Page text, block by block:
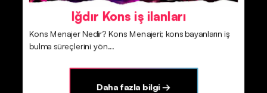
Iğdır Kons iş ilanları
Kons Menajer Nedir? Kons Menajeri; kons bayanların iş
bulma süreçlerini yön...
Daha fazla bilgi →